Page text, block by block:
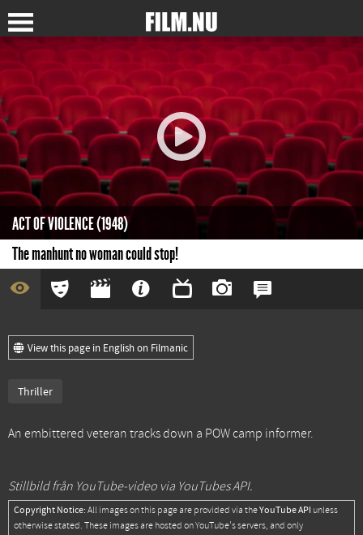
ACT OF VIOLENCE (1948)
The manhunt no woman could stop!
View this page in English on Filmanic
Thriller
An embittered veteran tracks down a POW camp informer.
Stillbild från YouTube-video via YouTubes API.
Copyright Notice: All images on this page are provided via theYouTube API unless
otherwise stated. These images are hosted on YouTube's servers, and only